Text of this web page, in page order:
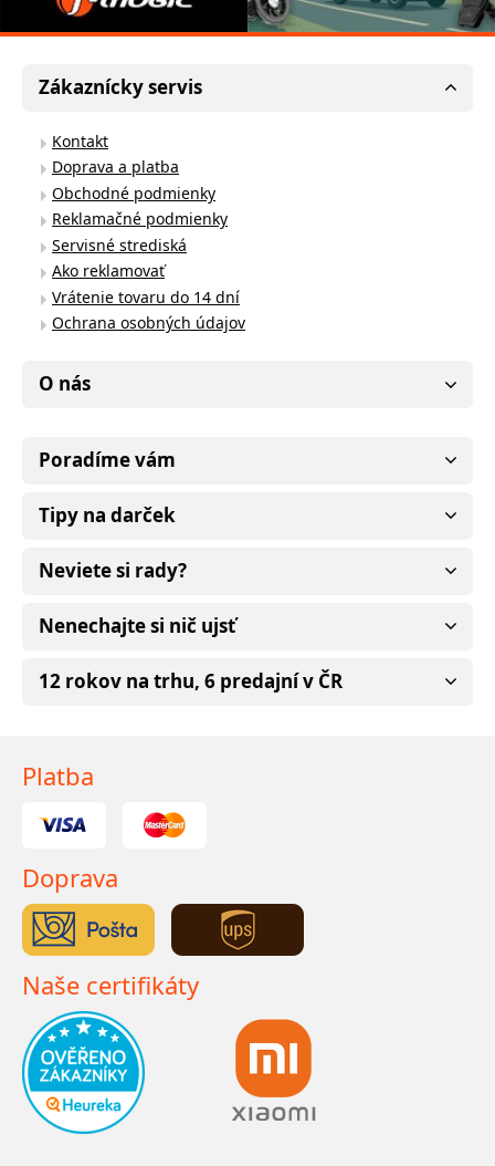
Zákaznícky servis
Kontakt
Doprava a platba
Obchodné podmienky
Reklamačné podmienky
Servisné strediská
Ako reklamovať
Vrátenie tovaru do 14 dní
Ochrana osobných údajov
O nás
Poradíme vám
Tipy na darček
Neviete si rady?
Nenechajte si nič ujsť
12 rokov na trhu, 6 predajní v ČR
Platba
Doprava
Naše certifikáty